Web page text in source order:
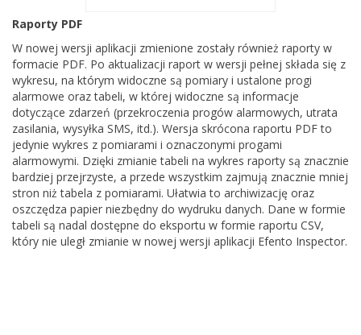
Raporty PDF
W nowej wersji aplikacji zmienione zostały również raporty w
formacie PDF. Po aktualizacji raport w wersji pełnej składa się z
wykresu, na którym widoczne są pomiary i ustalone progi
alarmowe oraz tabeli, w której widoczne są informacje
dotyczące zdarzeń (przekroczenia progów alarmowych, utrata
zasilania, wysyłka SMS, itd.). Wersja skrócona raportu PDF to
jedynie wykres z pomiarami i oznaczonymi progami
alarmowymi. Dzięki zmianie tabeli na wykres raporty są znacznie
bardziej przejrzyste, a przede wszystkim zajmują znacznie mniej
stron niż tabela z pomiarami. Ułatwia to archiwizację oraz
oszczędza papier niezbędny do wydruku danych. Dane w formie
tabeli są nadal dostępne do eksportu w formie raportu CSV,
który nie uległ zmianie w nowej wersji aplikacji Efento Inspector.